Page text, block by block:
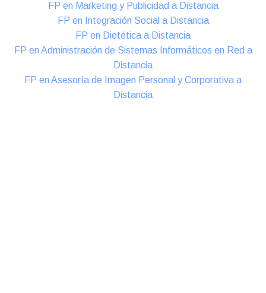
FP en Marketing y Publicidad a Distancia
FP en Integración Social a Distancia
FP en Dietética a Distancia
FP en Administración de Sistemas Informáticos en Red a
Distancia
FP en Asesoría de Imagen Personal y Corporativa a
Distancia